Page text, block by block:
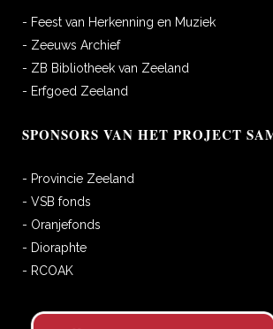
- Feest van Herkenning en Muziek
- Zeeuws Archief
- ZB Bibliotheek van Zeeland
- Erfgoed Zeeland
SPONSORS VAN HET PROJECT
- Provincie Zeeland
- VSB fonds
- Oranjefonds
- Dioraphte
- RCOAK